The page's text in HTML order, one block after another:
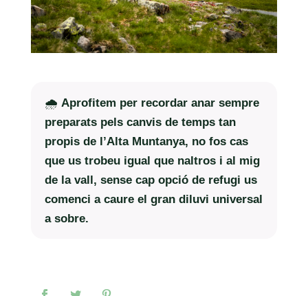
🌧️ Aprofitem per recordar anar sempre
preparats pels canvis de temps tan
propis de l’Alta Muntanya, no fos cas
que us trobeu igual que naltros i al mig
de la vall, sense cap opció de refugi us
comenci a caure el gran diluvi universal
a sobre.